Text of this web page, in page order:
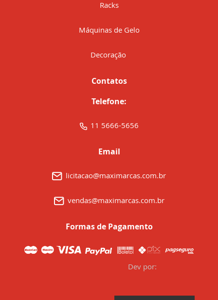
Racks
Máquinas de Gelo
Decoração
Contatos
Telefone:
11 5666-5656
Email
licitacao@maximarcas.com.br
vendas@maximarcas.com.br
Formas de Pagamento
Dev por: